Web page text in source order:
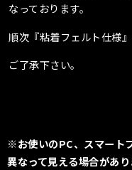
なっております。
順次『粘着フェルト仕様
ご了承下さい。
※お使いのPC、スマート
異なって見える場合があり